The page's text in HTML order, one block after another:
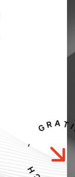
G R
Ä
-